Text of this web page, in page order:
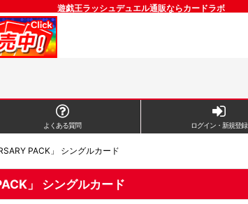
遊戯王ラッシュデュエル通販ならカードラボ
よくある質問 ログイン・新規登録
PACK」 シングルカード
」 シングルカード